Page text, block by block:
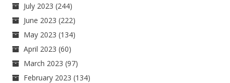
July 2023 (244)
June 2023 (222)
May 2023 (134)
April 2023 (60)
March 2023 (97)
February 2023 (134)